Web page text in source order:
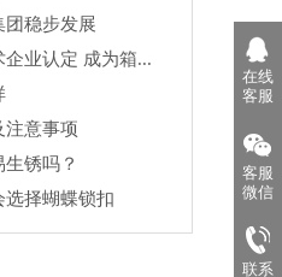
团稳步发展
业认定 成为箱...
注意事项
锈吗？
择蝴蝶锁扣
在线
客服
客服
微信
联系